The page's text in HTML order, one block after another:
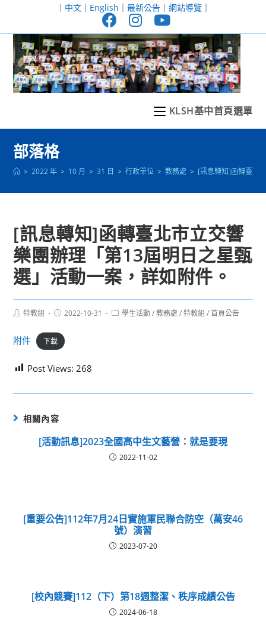
至
｜ 中文｜ English ｜ 最新公告｜ 網站導覽｜
KLSH基中首頁選單
部落格
> 2022 年 > 10 月 > 31 日 > 行政單位 > 教務處 > [訊息轉知]函轉臺北
[訊息轉知]函轉臺北市立交響
樂團辦理「第13屆明日之星甄
選」活動一案，詳如附件。
Post特教組
Post2022-10-31
Post學生活動 / 教務處 / 特教組 / 首頁公告
附件 下載
Post Views: 268
相關內容
[活動訊息]2023全國高中生文藝營：就是要現
2022-11-02
[重要公告]112年7月24日實施軍民聯合防空（萬安46
號）演習
2023-07-20
[校內競賽]112（下）第18週整潔、秩序成績公告
2024-06-18